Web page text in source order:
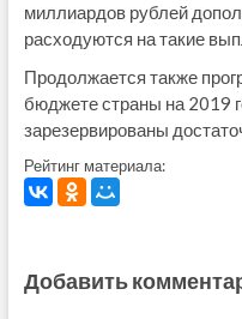
миллиардов рублей
расходуются на такие
Продолжается также
бюджете страны на 2019
зарезервированы
Рейтинг материала:
Добавить